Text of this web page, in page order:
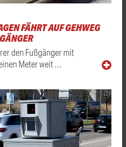
FÄHRT AUF GEHWEG
den Fußgänger mit
Meter weit …